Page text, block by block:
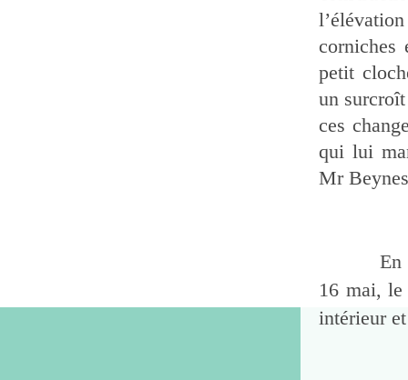
corniches
petit
un
ces
qui lui
Mr
En
16 mai, le
intérieur